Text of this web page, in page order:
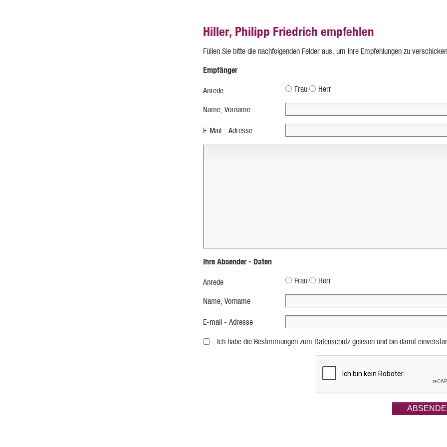
Hiller, Philipp Friedrich empfehlen
Füllen Sie bitte die nachfolgenden Felder aus, um Ihre Empfehlungen zu
Empfänger
Anrede Frau Herr
Name, Vorname
E-Mail - Adresse
Ihre Absender - Daten
Anrede Frau Herr
Name, Vorname
E-mail - Adresse
Ich habe die Bestimmungen zum Datenschutz gelesen und bin damit